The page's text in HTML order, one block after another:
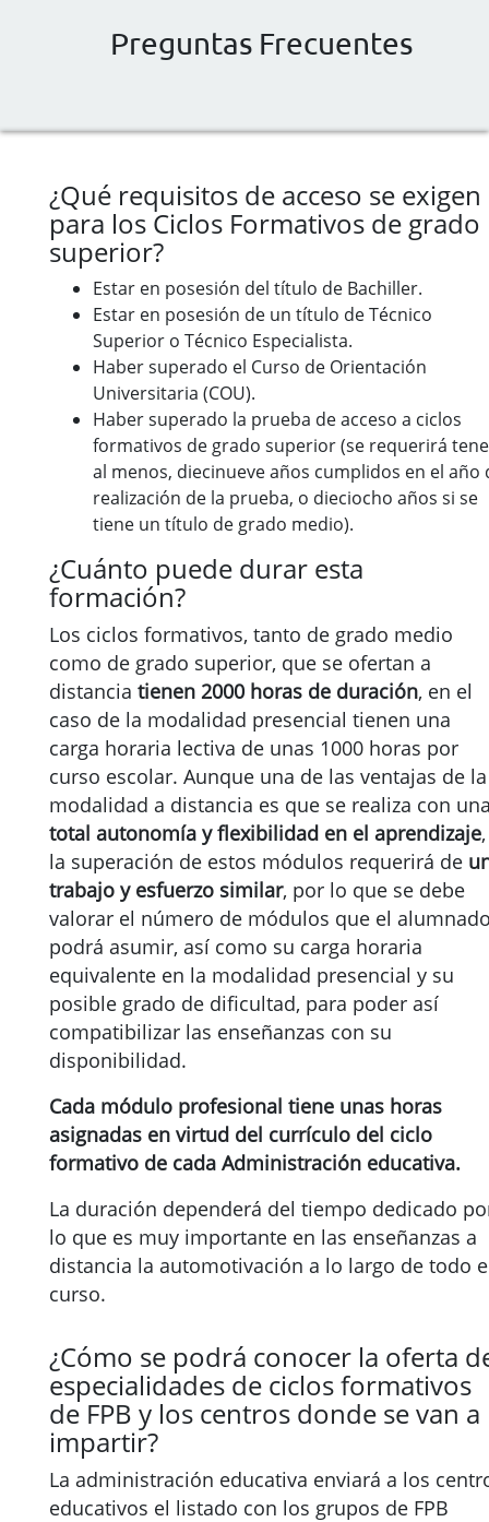
Preguntas Frecuentes
¿Qué requisitos de acceso se exigen
para los Ciclos Formativos de grado
superior?
Estar en posesión del título de Bachiller.
Estar en posesión de un título de Técnico
Superior o Técnico Especialista.
Haber superado el Curso de Orientación
Universitaria (COU).
Haber superado la prueba de acceso a ciclos
formativos de grado superior (se requerirá
al menos, diecinueve años cumplidos en el año
realización de la prueba, o dieciocho años si se
tiene un título de grado medio).
¿Cuánto puede durar esta
formación?
Los ciclos formativos, tanto de grado medio
como de grado superior, que se ofertan a
distancia tienen 2000 horas de duración, en el
caso de la modalidad presencial tienen una
carga horaria lectiva de unas 1000 horas por
curso escolar. Aunque una de las ventajas de la
modalidad a distancia es que se realiza con
total autonomía y flexibilidad en el aprendizaje,
la superación de estos módulos requerirá de
trabajo y esfuerzo similar, por lo que se debe
valorar el número de módulos que el
podrá asumir, así como su carga horaria
equivalente en la modalidad presencial y su
posible grado de dificultad, para poder así
compatibilizar las enseñanzas con su
disponibilidad.
Cada módulo profesional tiene unas horas
asignadas en virtud del currículo del ciclo
formativo de cada Administración educativa.
La duración dependerá del tiempo dedicado
lo que es muy importante en las enseñanzas a
distancia la automotivación a lo largo de todo
curso.
¿Cómo se podrá conocer la oferta
especialidades de ciclos formativos
de FPB y los centros donde se van a
impartir?
La administración educativa enviará a los
educativos el listado con los grupos de FPB